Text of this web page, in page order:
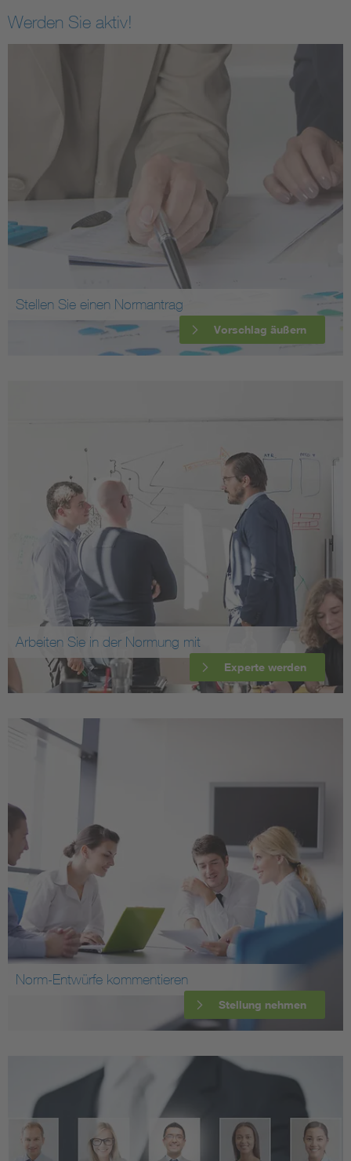
Werden Sie aktiv!
Stellen Sie einen Normantrag
Vorschlag äußern
Arbeiten Sie in der Normung mit
Experte werden
Norm-Entwürfe kommentieren
Stellung nehmen